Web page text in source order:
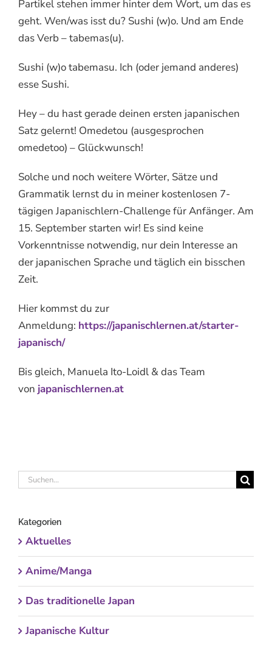
Partikel stehen immer hinter dem Wort, um das es
geht. Wen/was isst du? Sushi (w)o. Und am Ende
das Verb – tabemas(u).
Sushi (w)o tabemasu. Ich (oder jemand anderes)
esse Sushi.
Hey – du hast gerade deinen ersten japanischen
Satz gelernt! Omedetou (ausgesprochen
omedetoo) – Glückwunsch!
Solche und noch weitere Wörter, Sätze und
Grammatik lernst du in meiner kostenlosen 7-
tägigen Japanischlern-Challenge für Anfänger. Am
15. September starten wir! Es sind keine
Vorkenntnisse notwendig, nur dein Interesse an
der japanischen Sprache und täglich ein bisschen
Zeit.
Hier kommst du zur
Anmeldung: https://japanischlernen.at/starter-
japanisch/
Bis gleich, Manuela Ito-Loidl & das Team
von japanischlernen.at
Suche
Kategorien
Aktuelles
Anime/Manga
Das traditionelle Japan
Japanische Kultur